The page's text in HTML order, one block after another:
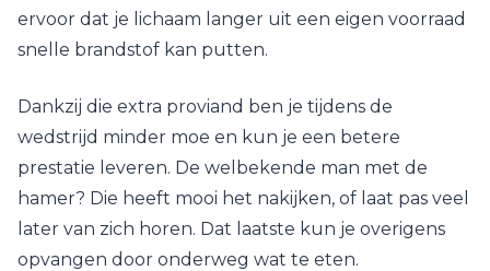
ervoor dat je lichaam langer uit een eigen voorraad
snelle brandstof kan putten.
Dankzij die extra proviand ben je tijdens de
wedstrijd minder moe en kun je een betere
prestatie leveren. De welbekende man met de
hamer? Die heeft mooi het nakijken, of laat pas veel
later van zich horen. Dat laatste kun je overigens
opvangen door onderweg wat te eten.